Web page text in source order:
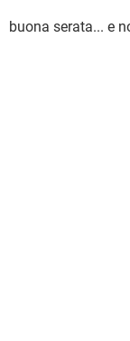
buona serata... e